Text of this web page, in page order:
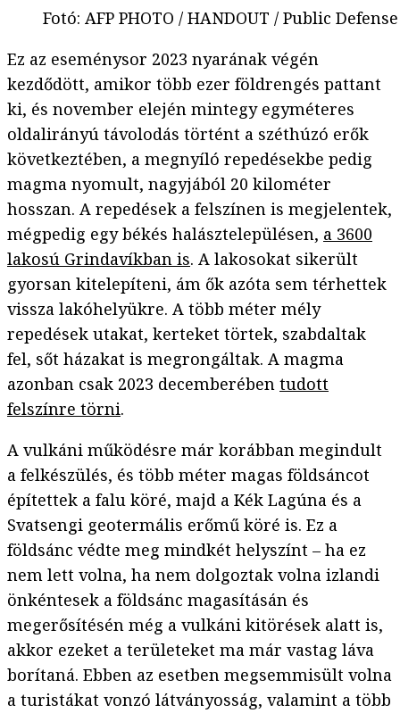
Fotó: AFP PHOTO / HANDOUT / Public
Ez az eseménysor 2023 nyarának végén
kezdődött, amikor több ezer földrengés pattant
ki, és november elején mintegy egyméteres
oldalirányú távolodás történt a széthúzó erők
következtében, a megnyíló repedésekbe pedig
magma nyomult, nagyjából 20 kilométer
hosszan. A repedések a felszínen is megjelentek,
mégpedig egy békés halásztelepülésen, a 3600
lakosú Grindavíkban is. A lakosokat sikerült
gyorsan kitelepíteni, ám ők azóta sem térhettek
vissza lakóhelyükre. A több méter mély
repedések utakat, kerteket törtek, szabdaltak
fel, sőt házakat is megrongáltak. A magma
azonban csak 2023 decemberében tudott
felszínre törni.
A vulkáni működésre már korábban megindult
a felkészülés, és több méter magas földsáncot
építettek a falu köré, majd a Kék Lagúna és a
Svatsengi geotermális erőmű köré is. Ez a
földsánc védte meg mindkét helyszínt – ha ez
nem lett volna, ha nem dolgoztak volna izlandi
önkéntesek a földsánc magasításán és
megerősítésén még a vulkáni kitörések alatt is,
akkor ezeket a területeket ma már vastag láva
borítaná. Ebben az esetben megsemmisült volna
a turistákat vonzó látványosság, valamint a több